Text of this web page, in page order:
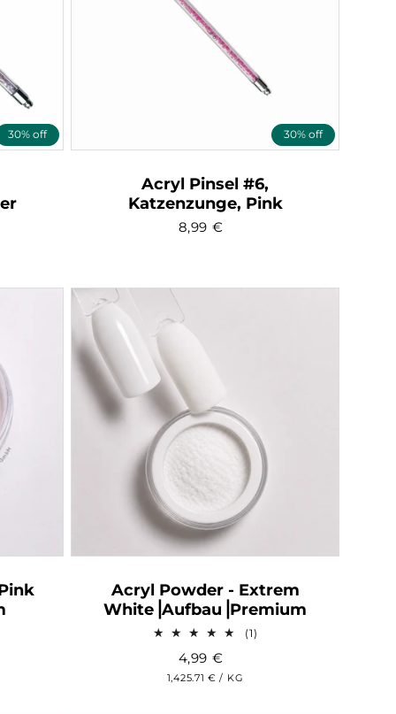
30% off 30% off
Acryl Pinsel #6,
Katzenzunge, Pink
8,99 €
Acryl Powder - Extrem
White⎥Aufbau⎥Premium
(1)
4,99 €
GRUNDPREIS
1,425.71 € / PRO
KG